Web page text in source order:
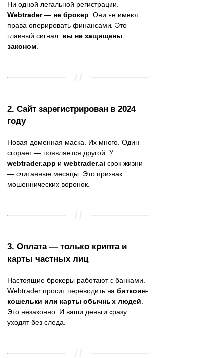
Ни одной легальной регистрации.
Webtrader — не брокер . Они не имеют
права оперировать финансами. Это
главный сигнал: вы не защищены
законом
2. Сайт зарегистрирован в 2024
году
Новая доменная маска. Их много. Один
сгорает — появляется другой. У
webtrader.app и webtrader.ai срок жизни
— считанные месяцы. Это признак
мошеннических воронок.
3. Оплата — только крипта и
карты частных лиц
Настоящие брокеры работают с банками.
Webtrader просит переводить на биткоин-
кошельки или карты обычных людей
Это незаконно. И ваши деньги сразу
уходят без следа.